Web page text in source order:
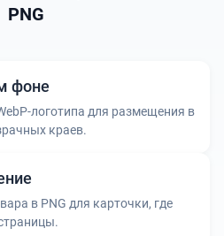
PNG
фоне
логотипа для размещения в
краев.
в PNG для карточки, где